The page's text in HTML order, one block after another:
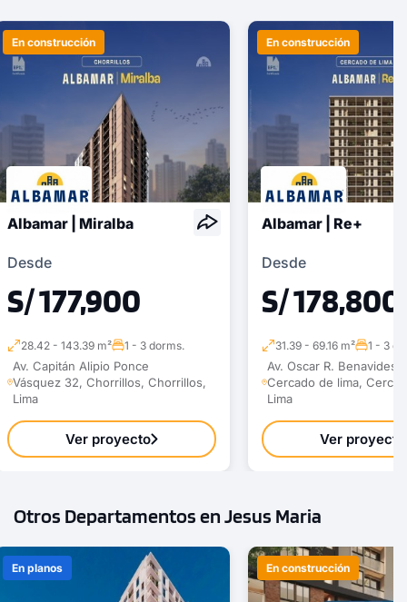
En construcción
Albamar | Miralba
Desde
S/ 177,900
28.42 - 143.39 m² 1 - 3 dorms.
Av. Capitán Alipio Ponce
Vásquez 32, Chorrillos, Chorrillos,
Lima
Ver proyecto
En construcción
Albamar | Re+
Desde
S/ 178,800
31.39 - 69.16 m² 1 - 3
Av. Oscar R. Benavides
Cercado de lima,
Lima
Ver proyecto
Otros Departamentos en Jesus Maria
En planos En construcción